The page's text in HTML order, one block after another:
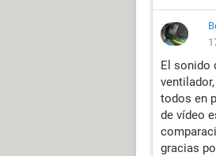
El sonido
todos en
de vídeo
gracias